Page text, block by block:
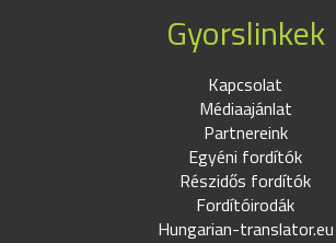
Gyorslinkek
Kapcsolat
Médiaajánlat
Partnereink
Egyéni fordítók
Részidős fordítók
Fordítóirodák
Hungarian-translator.eu